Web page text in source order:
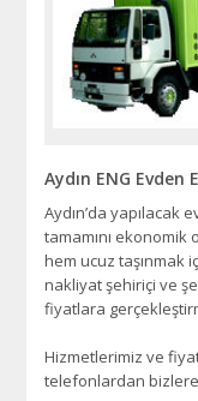
Aydın ENG Evden
Aydın’da yapılacak
tamamını
hem ucuz taşınmak
nakliyat şehiriçi ve
fiyatlara
Hizmetlerimiz ve
telefonlardan